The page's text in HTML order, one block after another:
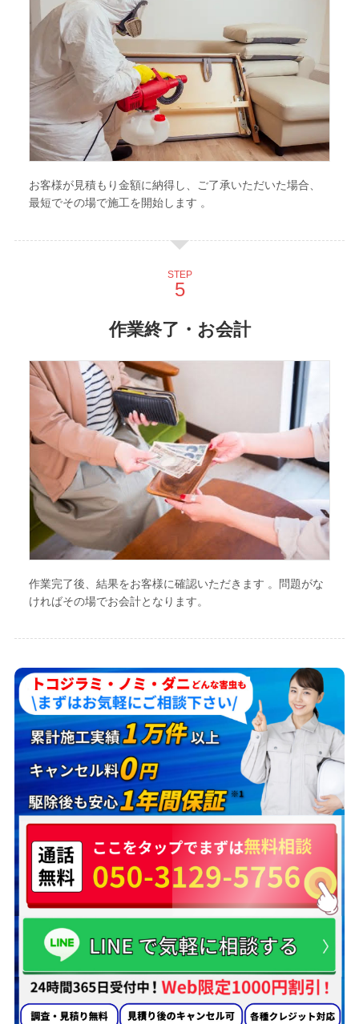
お客様が見積もり金額に納得し、ご了承いただいた場合、
最短でその場で施工を開始します 。
STEP
作業終了・お会計
作業完了後、結果をお客様に確認いただきます 。問題がな
ければその場でお会計となります。